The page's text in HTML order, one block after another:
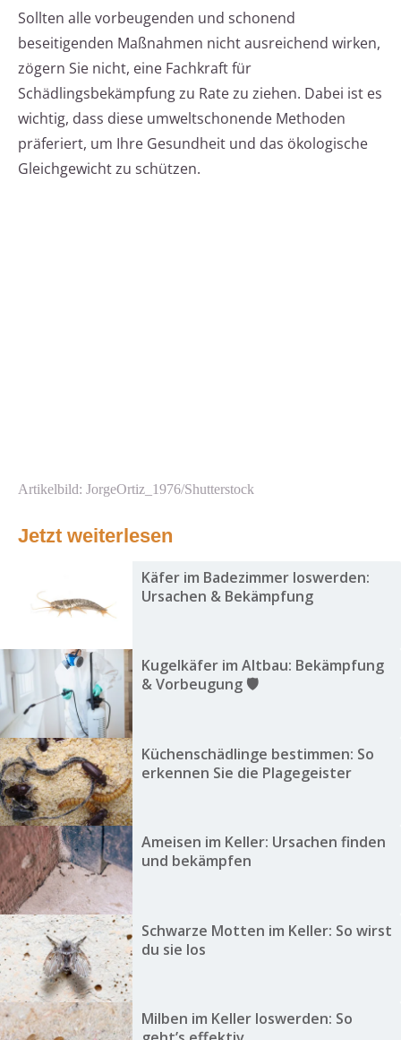
Sollten alle vorbeugenden und schonend
beseitigenden Maßnahmen nicht ausreichend wirken,
zögern Sie nicht, eine Fachkraft für
Schädlingsbekämpfung zu Rate zu ziehen. Dabei ist es
wichtig, dass diese umweltschonende Methoden
präferiert, um Ihre Gesundheit und das ökologische
Gleichgewicht zu schützen.
Artikelbild: JorgeOrtiz_1976/Shutterstock
Jetzt weiterlesen
Käfer im Badezimmer loswerden:
Ursachen & Bekämpfung
Kugelkäfer im Altbau: Bekämpfung
& Vorbeugung 🛡️
Küchenschädlinge bestimmen: So
erkennen Sie die Plagegeister
Ameisen im Keller: Ursachen finden
und bekämpfen
Schwarze Motten im Keller: So wirst
du sie los
Milben im Keller loswerden: So